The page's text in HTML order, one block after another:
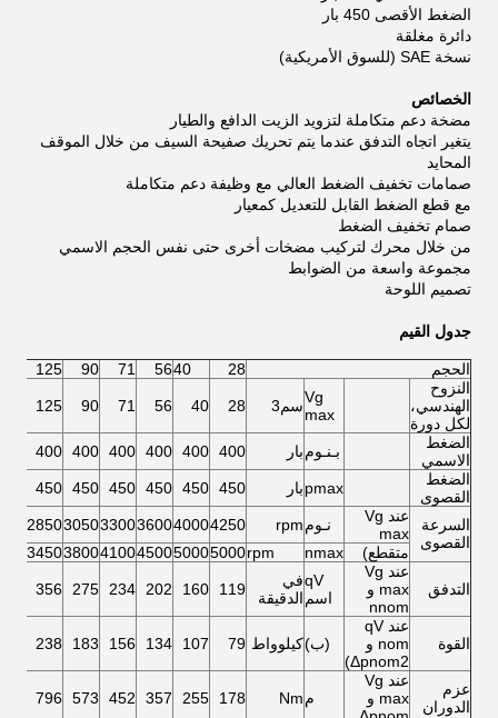
الضغط الأقصى 450 بار
دائرة مغلقة
نسخة SAE (للسوق الأمريكية)
الخصائص
مضخة دعم متكاملة لتزويد الزيت الدافع والطيار
يتغير اتجاه التدفق عندما يتم تحريك صفيحة السيف من خلال الموقف
المحايد
صمامات تخفيف الضغط العالي مع وظيفة دعم متكاملة
مع قطع الضغط القابل للتعديل كمعيار
صمام تخفيف الضغط
من خلال محرك لتركيب مضخات أخرى حتى نفس الحجم الاسمي
مجموعة واسعة من الضوابط
تصميم اللوحة
جدول القيم
الحجم 28
40
56
71
90
125
النزوح
الهندسي،
لكل دورة
Vg
maxسم3 28
40
56
71
90
125
الضغط
الاسمي
بـنـومبار 400
400
400
400
400
400
الضغط
القصوى
pmaxبار 450
450
450
450
450
450
السرعة
القصوى
عند Vg
max
نـومrpm
4250
4000
3600
3300
3050
2850
متقطع)
nmax
rpm
5000
5000
4500
4100
3800
3450
التدفق
عند Vg
max و
nnom
qV
اسم
في
الدقيقة
119
160
202
234
275
356
القوة
عند qV
nom و
Δpnom2)
(ب)كيلوواط 79
107
134
156
183
238
عزم
الدوران
عند Vg
max و
مNm
178
255
357
452
573
796